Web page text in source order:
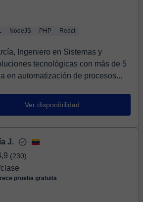
NodeJS PHP React
Ingeniero en Sistemas y
tecnológicas con más de 5
en automatización de procesos...
Ver disponibilidad
J.
(230)
prueba gratuita